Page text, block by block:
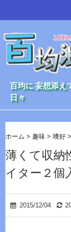
百均に 妄想添え
日々
ホーム > 趣味 >嗜好 >
薄くて収納
イター２個
2015/12/04